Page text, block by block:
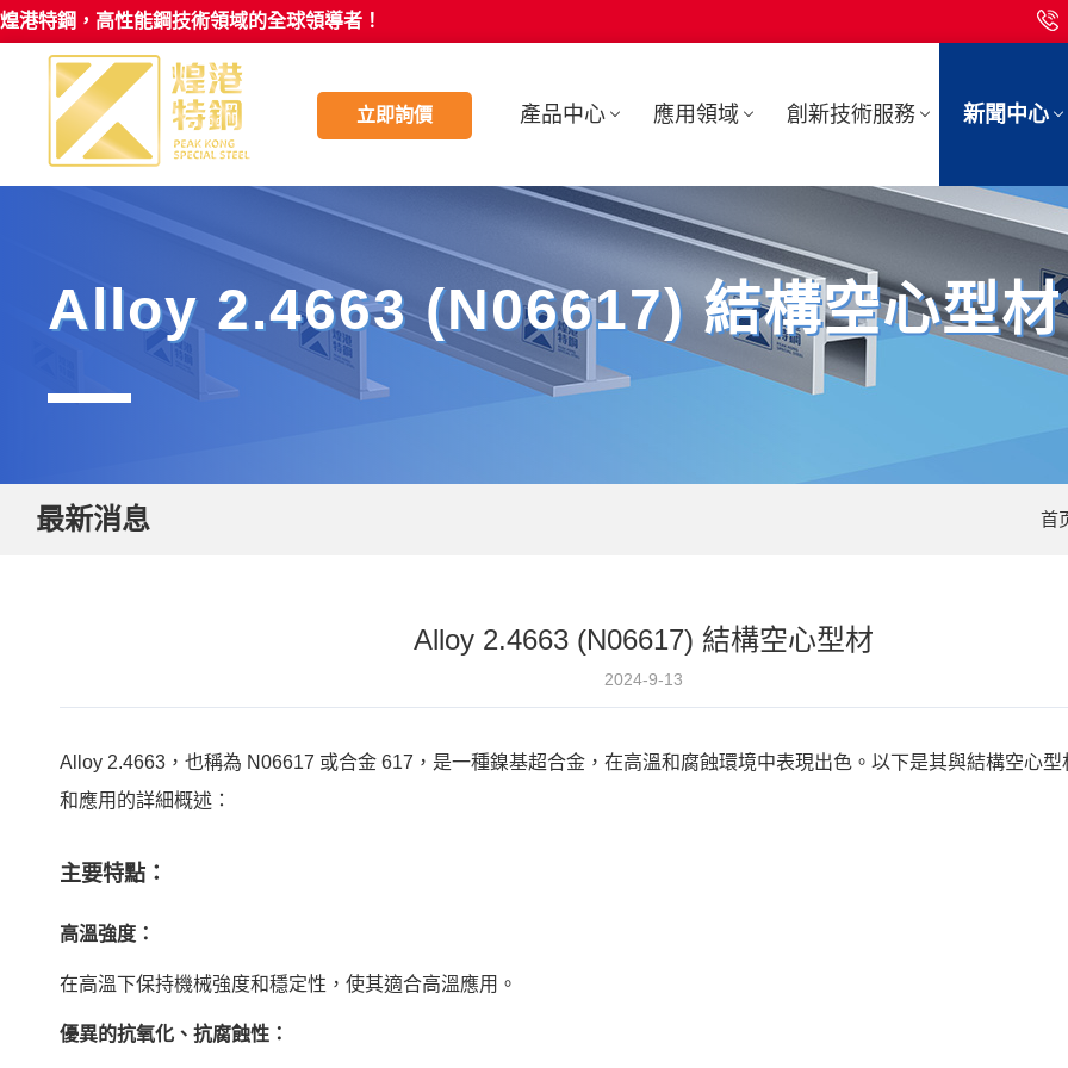
煌港特鋼，高性能鋼技術領域的全球領導者！
立即詢價 產品中心 應用領域 創新技術服務 新聞中心
Alloy 2.4663 (N06617) 結構空心型材
最新消息 首
Alloy 2.4663 (N06617) 結構空心型材
2024-9-13
Alloy 2.4663，也稱為 N06617 或合金 617，是一種鎳基超合金，在高溫和腐蝕環境中表現出色。以下是其與結構空心型
和應用的詳細概述：
主要特點：
高溫強度：
在高溫下保持機械強度和穩定性，使其適合高溫應用。
優異的抗氧化、抗腐蝕性：